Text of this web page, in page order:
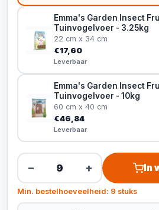
Emma's Garden Insect
Tuinvogelvoer - 3.25kg
22 cm x 34 cm
€17,60
Leverbaar
Emma's Garden Insect
Tuinvogelvoer - 10kg
60 cm x 40 cm
€46,84
Leverbaar
− + In
Min. bestelhoeveelheid: 9 stuks